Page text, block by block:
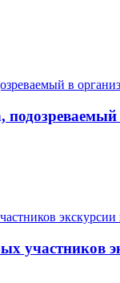
участников